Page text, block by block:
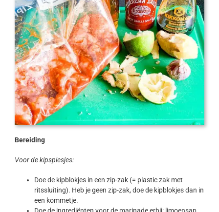
Bereiding
Voor de kipspiesjes:
Doe de kipblokjes in een zip-zak (= plastic zak met
ritssluiting). Heb je geen zip-zak, doe de kipblokjes dan in
een kommetje.
Doe de ingrediënten voor de marinade erbij: limoensap,